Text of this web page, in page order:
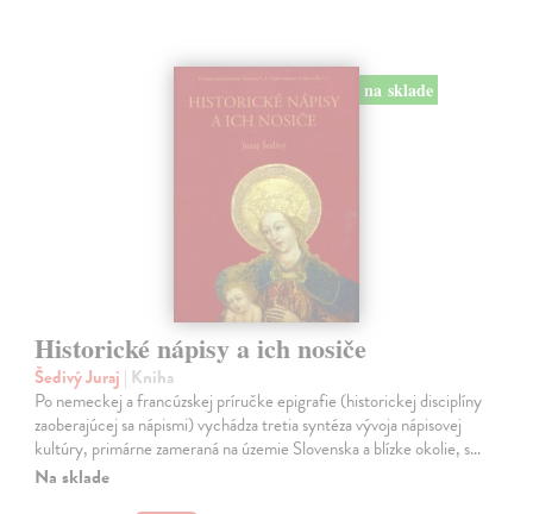
na sklade
Historické nápisy a ich nosiče
Šedivý Juraj | Kniha
Po nemeckej a francúzskej príručke epigrafie (historickej disciplíny
zaoberajúcej sa nápismi) vychádza tretia syntéza vývoja nápisovej
kultúry, primárne zameraná na územie Slovenska a blízke okolie, s…
Na sklade